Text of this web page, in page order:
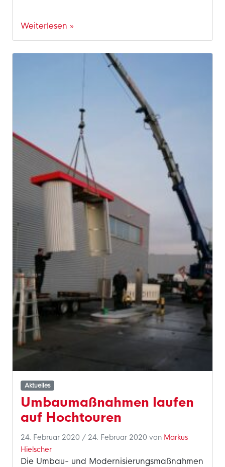
Weiterlesen »
Aktuelles
Umbaumaßnahmen laufen
auf Hochtouren
24. Februar 2020 / 24. Februar 2020 von Markus
Hielscher
Die Umbau- und Modernisierungsmaßnahmen